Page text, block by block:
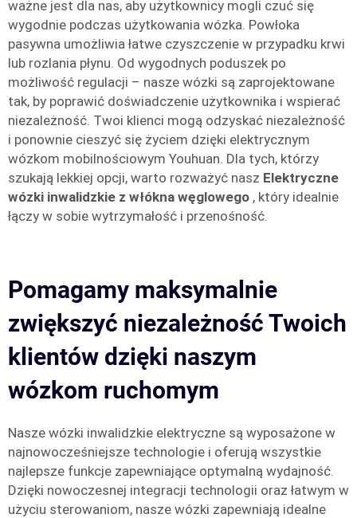
ważne jest dla nas, aby użytkownicy mogli czuć się
wygodnie podczas użytkowania wózka. Powłoka
pasywna umożliwia łatwe czyszczenie w przypadku krwi
lub rozlania płynu. Od wygodnych poduszek po
możliwość regulacji – nasze wózki są zaprojektowane
tak, by poprawić doświadczenie użytkownika i wspierać
niezależność. Twoi klienci mogą odzyskać niezależność
i ponownie cieszyć się życiem dzięki elektrycznym
wózkom mobilnościowym Youhuan. Dla tych, którzy
szukają lekkiej opcji, warto rozważyć nasz Elektryczne
wózki inwalidzkie z włókna węglowego , który idealnie
łączy w sobie wytrzymałość i przenośność.
Pomagamy maksymalnie
zwiększyć niezależność Twoich
klientów dzięki naszym
wózkom ruchomym
Nasze wózki inwalidzkie elektryczne są wyposażone w
najnowocześniejsze technologie i oferują wszystkie
najlepsze funkcje zapewniające optymalną wydajność.
Dzięki nowoczesnej integracji technologii oraz łatwym w
użyciu sterowaniom, nasze wózki zapewniają idealne